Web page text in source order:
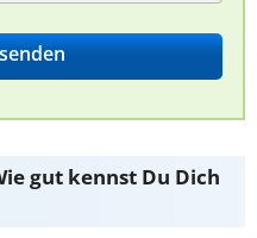
gut kennst Du Dich